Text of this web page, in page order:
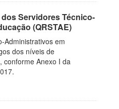
Servidores Técnico-
(QRSTAE)
Administrativos em
dos níveis de
conforme Anexo I da